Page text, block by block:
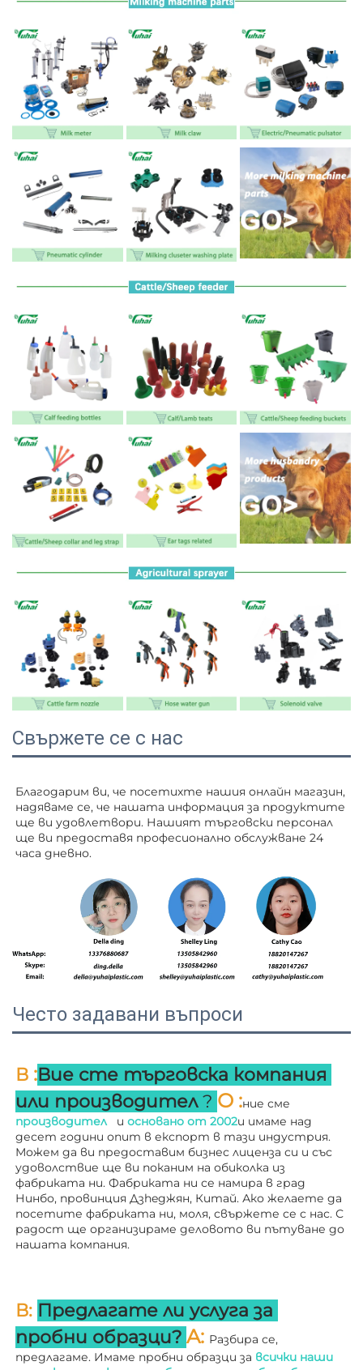
Свържете се с нас
Благодарим ви, че посетихте нашия онлайн магазин,
надяваме се, че нашата информация за продуктите
ще ви удовлетвори. Нашият търговски персонал
ще ви предоставя професионално обслужване 24
часа дневно.
Често задавани въпроси
В :Вие сте търговска компания
или производител ? О :
производител и основано от 2002и имаме над
десет години опит в експорт в тази индустрия.
Можем да ви предоставим бизнес лиценза си и със
удоволствие ще ви поканим на обиколка из
фабриката ни. Фабриката ни се намира в град
Нинбо, провинция Дзheджян, Китай. Ако желаете да
посетите фабриката ни, моля, свържете се с нас. С
радост ще организираме деловото ви пътуване до
нашата компания.
В: Предлагате ли услуга за
пробни образци? A: Разбира се,
предлагаме. Имаме пробни образци за всички наши